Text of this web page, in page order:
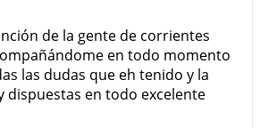
de la gente de corrientes
en todo momento
las dudas que eh tenido y la
dispuestas en todo excelente